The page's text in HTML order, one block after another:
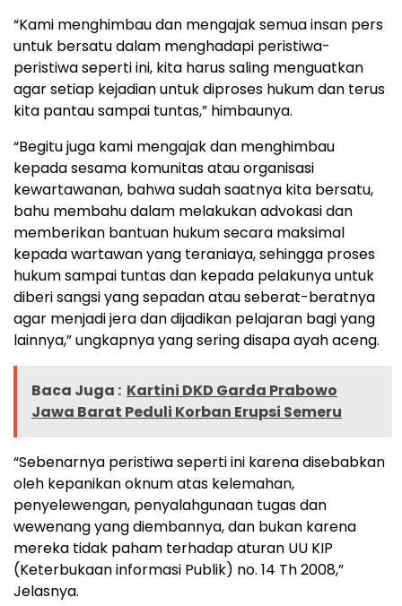
“Kami menghimbau dan mengajak semua insan pers
untuk bersatu dalam menghadapi peristiwa-
peristiwa seperti ini, kita harus saling menguatkan
agar setiap kejadian untuk diproses hukum dan terus
kita pantau sampai tuntas,” himbaunya.
“Begitu juga kami mengajak dan menghimbau
kepada sesama komunitas atau organisasi
kewartawanan, bahwa sudah saatnya kita bersatu,
bahu membahu dalam melakukan advokasi dan
memberikan bantuan hukum secara maksimal
kepada wartawan yang teraniaya, sehingga proses
hukum sampai tuntas dan kepada pelakunya untuk
diberi sangsi yang sepadan atau seberat-beratnya
agar menjadi jera dan dijadikan pelajaran bagi yang
lainnya,” ungkapnya yang sering disapa ayah aceng.
Baca Juga : Kartini DKD Garda Prabowo
Jawa Barat Peduli Korban Erupsi Semeru
“Sebenarnya peristiwa seperti ini karena disebabkan
oleh kepanikan oknum atas kelemahan,
penyelewengan, penyalahgunaan tugas dan
wewenang yang diembannya, dan bukan karena
mereka tidak paham terhadap aturan UU KIP
(Keterbukaan informasi Publik) no. 14 Th 2008,”
Jelasnya.